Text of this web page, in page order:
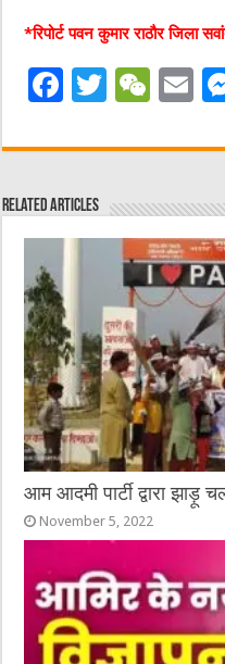
*रिपोर्ट पवन कुमार राठौर जिला
F
c
e
b
o
k
T
it
r
W
C
at
E
ai
Related Articles
आम आदमी पार्टी द्वारा
November 5, 2022